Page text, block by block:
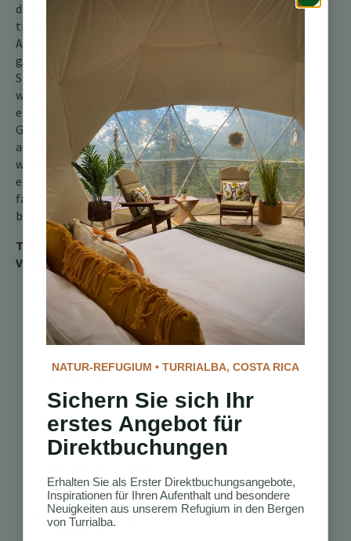
dieses kleine Wunder zu
treffen. Halten Sie die
Augen offen für einen
grünen Blitz und lauschen
Sie seinen scharfen Rufen,
während Sie die Waldwege
erkunden. Mit etwas
Geduld und einem
aufmerksamen Auge
werden Sie vielleicht mit
einem Blick auf dieses
faszinierende Vogeljuwel
belohnt.
Tipps zur
Vogelbeobachtung:
Früh am Morgen
und spät am
Nachmittag:Dies
sind die Zeiten, in
denen der Tody
aktivsten ist und
nach Nahrung sucht.
Ruhige
Beobachtung:
leise, um den Vogel
nicht zu erschrecken.
Dem Klang folgen:
NATUR-REFUGIUM • TURRIALBA, COSTA RICA
Sichern Sie sich Ihr
erstes Angebot für
Direktbuchungen
Erhalten Sie als Erster Direktbuchungsangebote,
Inspirationen für Ihren Aufenthalt und besondere
Neuigkeiten aus unserem Refugium in den Bergen
von Turrialba.